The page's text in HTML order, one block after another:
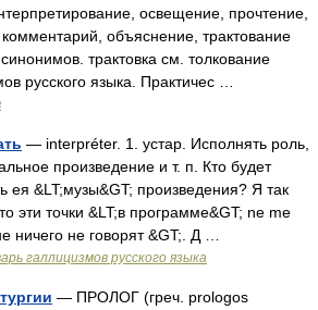
освещение, прочтение,
объяснение, трактование
трактовка см. толкование
русского языка. Практичес …
— interpréter. 1. устар. Исполнять роль,
произведение и т. п. Кто будет
ея &LT;музы&GT; произведения? Я так
эти точки &LT;в программе&GT; ne me
ничего не говорят &GT;. Д …
галлицизмов русского языка
— ПРОЛОГ (греч. prologos